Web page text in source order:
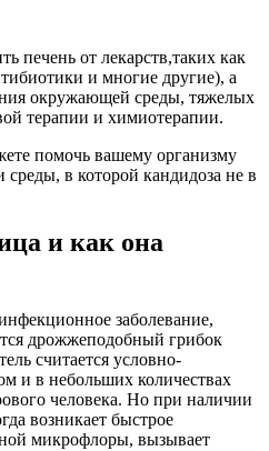
печень от лекарств,таких как
и многие другие), а
окружающей среды, тяжелых
терапии и химиотерапии.
помочь вашему организму
среды, в которой кандидоза не в
и как она
заболевание,
дрожжеподобный грибок
считается условно-
и в небольших количествах
человека. Но при наличии
возникает быстрое
микрофлоры, вызывает